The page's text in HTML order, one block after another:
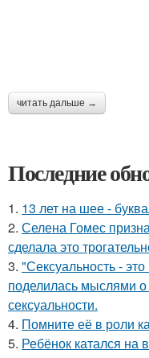
читать дальше →
Последние
1. 13 лет на шее -
2. Селена Гомес
сделала это
3. "Сексуальность -
поделилась мыслями о
сексуальности.
4. Помните её в роли
5. Ребёнок катался на